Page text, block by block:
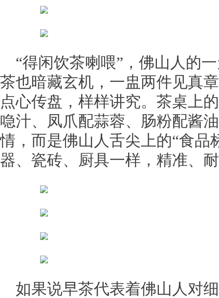
“得闲饮茶喇喂”，佛山人的
茶也暗藏玄机，一盅两件见真
点心传盘，样样讲究。茶桌上
喼汁、凤爪配蒜蓉、肠粉配酱
情，而是佛山人舌尖上的“食品
器、瓷砖、厨具一样，精准、
如果说早茶代表着佛山人对